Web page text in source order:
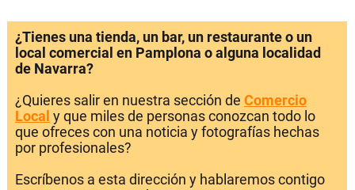
¿Tienes una tienda, un bar, un restaurante o un
local comercial en Pamplona o alguna localidad
de Navarra?
¿Quieres salir en nuestra sección de Comercio
Local y que miles de personas conozcan todo lo
que ofreces con una noticia y fotografías hechas
por profesionales?
Escríbenos a esta dirección y hablaremos contigo